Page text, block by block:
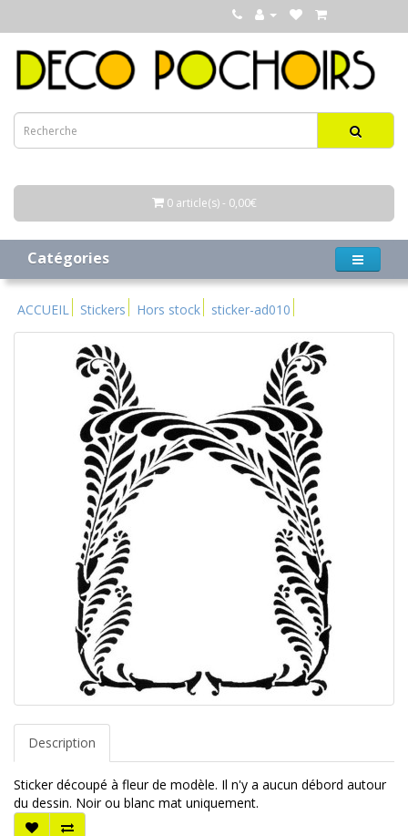
0 article(s) - 0,00€
Catégories
ACCUEIL Stickers Hors stock sticker-ad010
Description
Sticker découpé à fleur de modèle. Il n'y a aucun débord autour
du dessin. Noir ou blanc mat uniquement.